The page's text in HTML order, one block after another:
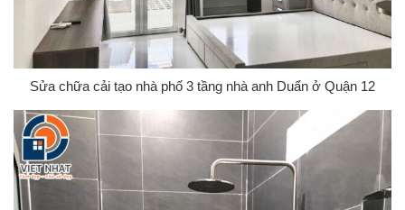
Sửa chữa cải tạo nhà phố 3 tầng nhà anh Duẩn ở Quận 12